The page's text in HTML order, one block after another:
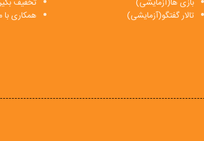
تالار گفتگو(آزمایشی)
همکاری با